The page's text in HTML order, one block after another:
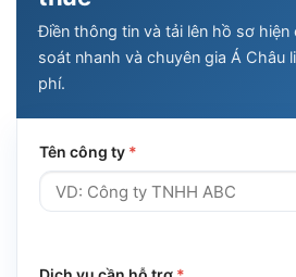
Điền thông tin và tải lên hồ sơ hiện
soát nhanh và chuyên gia Á Châu
phí.
Tên công ty *